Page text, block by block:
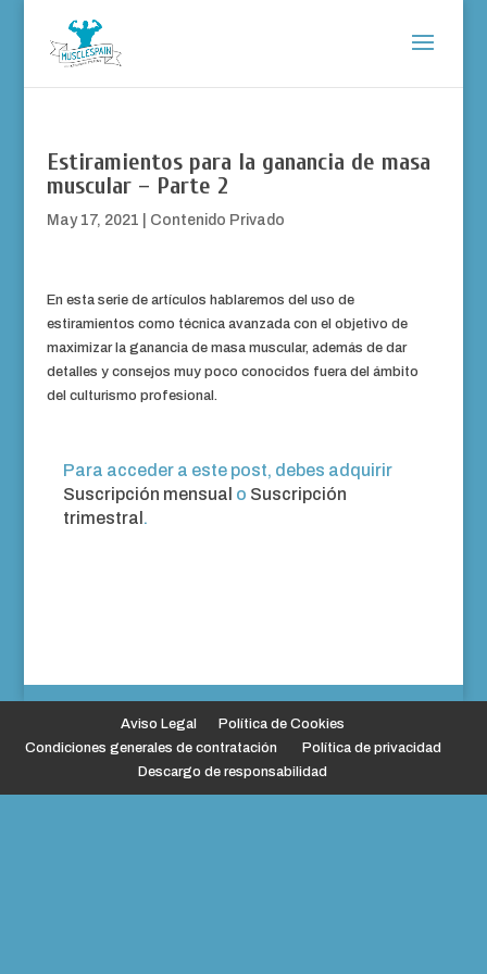
Estiramientos para la ganancia de masa
muscular – Parte 2
May 17, 2021 Contenido Privado
En esta serie de artículos hablaremos del uso de
estiramientos como técnica avanzada con el objetivo de
maximizar la ganancia de masa muscular, además de dar
detalles y consejos muy poco conocidos fuera del ámbito
del culturismo profesional.
Para acceder a este post, debes adquirir
Suscripción mensual o Suscripción
trimestral .
Aviso Legal
Política de Cookies
Condiciones generales de contratación
Política de privacidad
Descargo de responsabilidad